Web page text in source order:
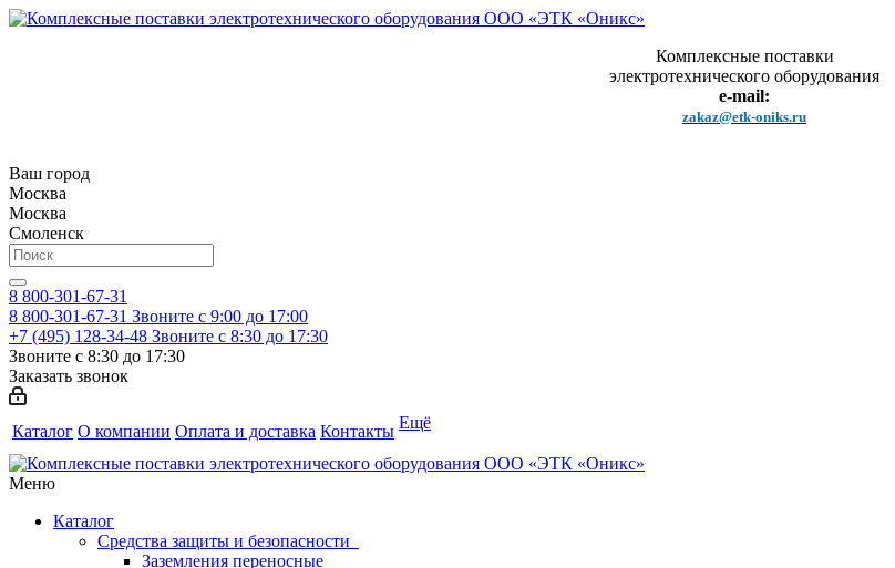
Комплексные поставки
электротехнического оборудования
e-mail:
zakaz@etk-oniks.ru
Ваш город
Москва
Москва
Смоленск
8 800-301-67-31
8 800-301-67-31 Звоните с 9:00 до 17:00
+7 (495) 128-34-48 Звоните с 8:30 до 17:30
Звоните с 8:30 до 17:30
Заказать звонок
Каталог О компании Оплата и доставка Контакты Ещё
Меню
Каталог
Средства защиты и безопасности
Заземления переносные